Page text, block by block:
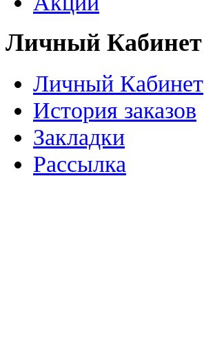
Личный Кабинет
Личный Кабинет
История заказов
Закладки
Рассылка